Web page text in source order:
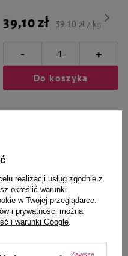
39,10 zł 39,10 zł / kg
- +
Do koszyka
dla
czworonoga
Vitapol Smakers Bekonowy
realizacji usług zgodnie z
określić warunki
w Twojej przeglądarce.
i prywatności można
i warunki Google.
Zawsze